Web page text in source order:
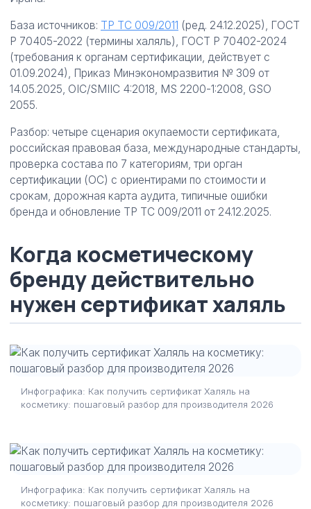
База источников: ТР ТС 009/2011 (ред. 24.12.2025), ГОСТ
Р 70405-2022 (термины халяль), ГОСТ Р 70402-2024
(требования к органам сертификации, действует с
01.09.2024), Приказ Минэкономразвития № 309 от
14.05.2025, OIC/SMIIC 4:2018, MS 2200-1:2008, GSO
2055.
Разбор: четыре сценария окупаемости сертификата,
российская правовая база, международные стандарты,
проверка состава по 7 категориям, три орган
сертификации (ОС) с ориентирами по стоимости и
срокам, дорожная карта аудита, типичные ошибки
бренда и обновление ТР ТС 009/2011 от 24.12.2025.
Когда косметическому
бренду действительно
нужен сертификат халяль
Инфографика: Как получить сертификат Халяль на
косметику: пошаговый разбор для производителя 2026
Инфографика: Как получить сертификат Халяль на
косметику: пошаговый разбор для производителя 2026